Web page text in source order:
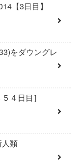
【3日目】
をダウングレ
４日目］
人類